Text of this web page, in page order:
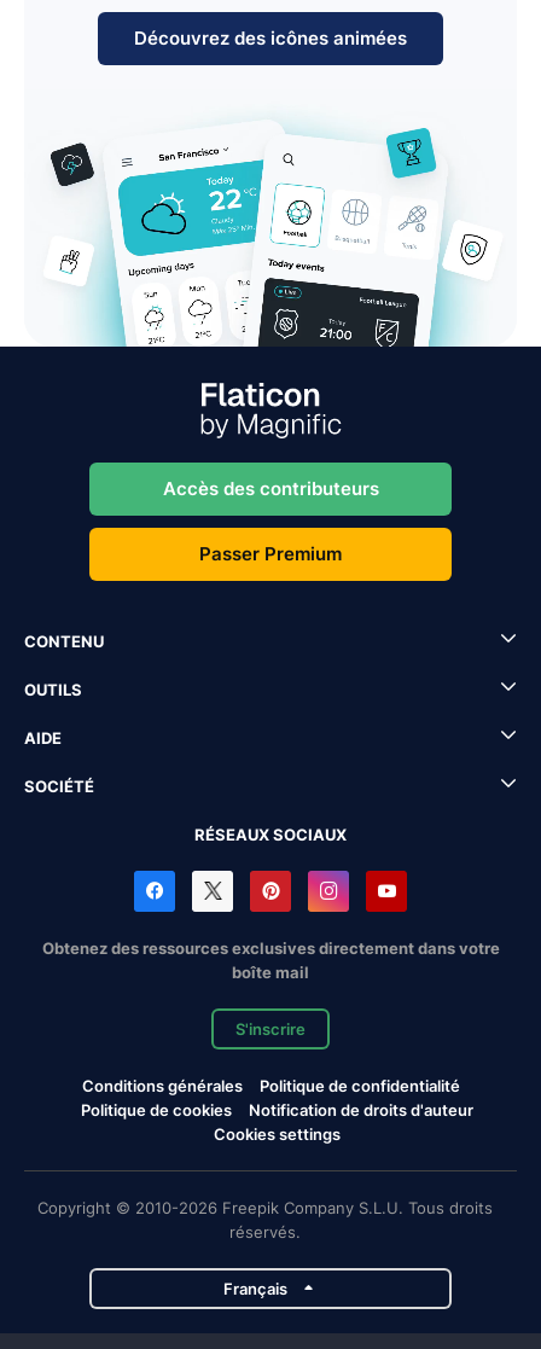
Découvrez des icônes animées
Accès des contributeurs
Passer Premium
CONTENU
OUTILS
AIDE
SOCIÉTÉ
RÉSEAUX SOCIAUX
Obtenez des ressources exclusives directement dans votre
boîte mail
S'inscrire
Conditions générales
Politique de confidentialité
Politique de cookies
Notification de droits d'auteur
Cookies settings
Copyright © 2010-2026 Freepik Company S.L.U. Tous droits
réservés.
Français